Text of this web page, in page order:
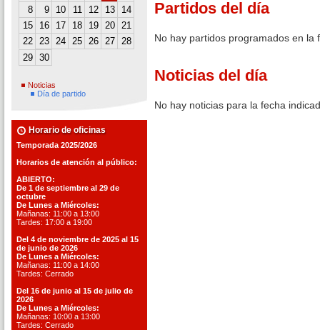
8
9 10 11 12 13
14
15
16 17 18 19 20 21
22 23 24 25 26 27 28
29 30
Noticias
Día de partido
Horario de oficinas
Temporada 2025/2026
Horarios de atención al público:
ABIERTO:
De 1 de septiembre al 29 de
octubre
De Lunes a Miércoles:
Mañanas: 11:00 a 13:00
Tardes: 17:00 a 19:00
Del 4 de noviembre de 2025 al 15
de junio de 2026
De Lunes a Miércoles:
Mañanas: 11:00 a 14:00
Tardes: Cerrado
Del 16 de junio al 15 de julio de
2026
De Lunes a Miércoles:
Mañanas: 10:00 a 13:00
Tardes: Cerrado
Partidos del día
No hay partidos programados en la
Noticias del día
No hay noticias para la fecha